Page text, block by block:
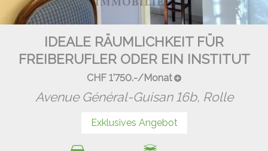
IDEALE RÄUMLICHKEIT FÜR
FREIBERUFLER ODER EIN INSTITUT
CHF 1'750.-/Monat
Avenue Général-Guisan 16b, Rolle
Exklusives Angebot